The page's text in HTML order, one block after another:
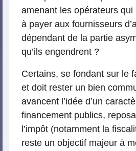
amenant les opérateurs
à payer aux fournisseurs
dépendant de la partie
qu’ils engendrent ?
Certains, se fondant sur le
et doit rester un bien
avancent l’idée d’un
financement publics,
l’impôt (notamment la
reste un objectif majeur à